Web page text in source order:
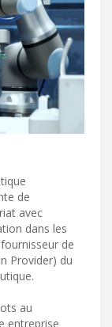
de
avec
dans les
de
Provider) du
au
entreprise